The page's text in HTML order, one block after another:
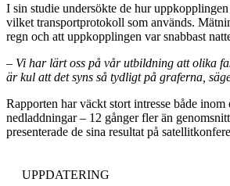
I sin studie undersökte de hur
vilket transportprotokoll som används.
regn och att uppkopplingen var snabbast
– Vi har lärt oss på vår utbildning att olika
är kul att det syns så tydligt på graferna,
Rapporten har väckt stort intresse både
nedladdningar – 12 gånger fler än
presenterade de sina resultat på
UPPDATERING